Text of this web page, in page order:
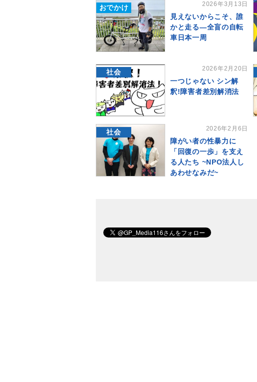
おでかけ 2026年3月13日
見えないからこそ、誰
かと走る―全盲の自転
車日本一周
社会
2026年2月20日
一つじゃない シン解
釈!障害者差別解消法
社会 2026年2月6日
障がい者の性暴力に
「回復の一歩」を支え
る人たち ~NPO法人し
あわせなみだ~